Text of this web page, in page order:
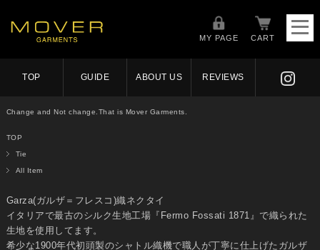
MY PAGE CART
TOP GUIDE ABOUT US REVIEWS
Change and Not change.That is Mover Garments.
TOP
Tie
All Item
Garza(ガルザ＝フレスコ)織ネクタイ
イタリアで最古のシルク生地工場『Fermo Fossati 1871』で織られた
生地を使用してます。
希少な1900年代初頭製のシャトル織機で職人が丁寧に仕上げたガルザ